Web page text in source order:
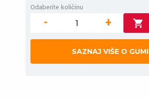
Odaberite količinu
- +
SAZNAJ VIŠE O GUMI